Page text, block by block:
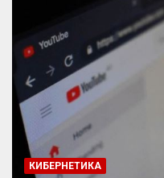
КИБЕРНЕТИКА